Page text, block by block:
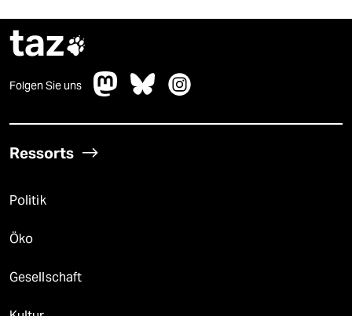
taz
Folgen Sie uns
Ressorts
Politik
Öko
Gesellschaft